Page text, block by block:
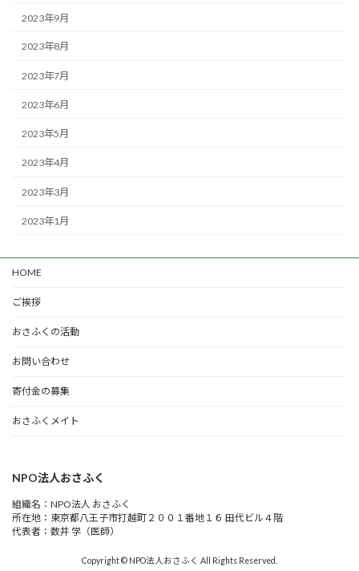
2023年9月
2023年8月
2023年7月
2023年6月
2023年5月
2023年4月
2023年3月
2023年1月
HOME
ご挨拶
おさふくの活動
お問い合わせ
寄付金の募集
おさふくメイト
NPO法人おさふく
組織名：NPO法人 おさふく
所在地：東京都八王子市打越町２００１番地１６ 田代ビル４階
代表者：数井 学（医師）
Copyright © NPO法人おさふく All Rights Reserved.